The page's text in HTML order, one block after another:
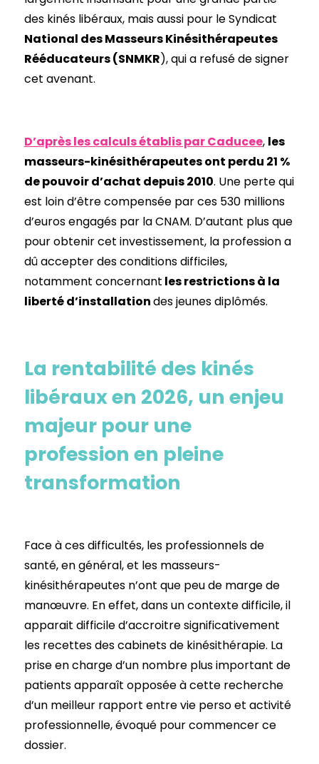
des kinés libéraux, mais aussi pour le Syndicat
National des Masseurs Kinésithérapeutes
Rééducateurs (SNMKR), qui a refusé de signer
cet avenant.
D’après les calculs établis par Caducee, les
masseurs-kinésithérapeutes ont perdu 21 %
de pouvoir d’achat depuis 2010. Une perte qui
est loin d’être compensée par ces 530 millions
d’euros engagés par la CNAM. D’autant plus que
pour obtenir cet investissement, la profession a
dû accepter des conditions difficiles,
notamment concernant les restrictions à la
liberté d’installationdes jeunes diplômés.
La rentabilité des kinés
libéraux en 2026, un enjeu
majeur pour une
profession en pleine
transformation
Face à ces difficultés, les professionnels de
santé, en général, et les masseurs-
kinésithérapeutes n’ont que peu de marge de
manœuvre. En effet, dans un contexte difficile, il
apparait difficile d’accroitre significativement
les recettes des cabinets de kinésithérapie. La
prise en charge d’un nombre plus important de
patients apparaît opposée à cette recherche
d’un meilleur rapport entre vie perso et activité
professionnelle, évoqué pour commencer ce
dossier.